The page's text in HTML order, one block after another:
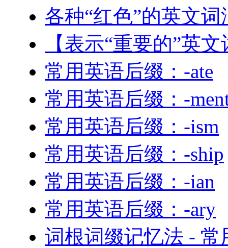
各种“红色”的英文词
【表示“重要的”英文
常用英语后缀：-ate
常用英语后缀：-
常用英语后缀：-ism
常用英语后缀：-ship
常用英语后缀：-ian
常用英语后缀：-ary
词根词缀记忆法 - 常